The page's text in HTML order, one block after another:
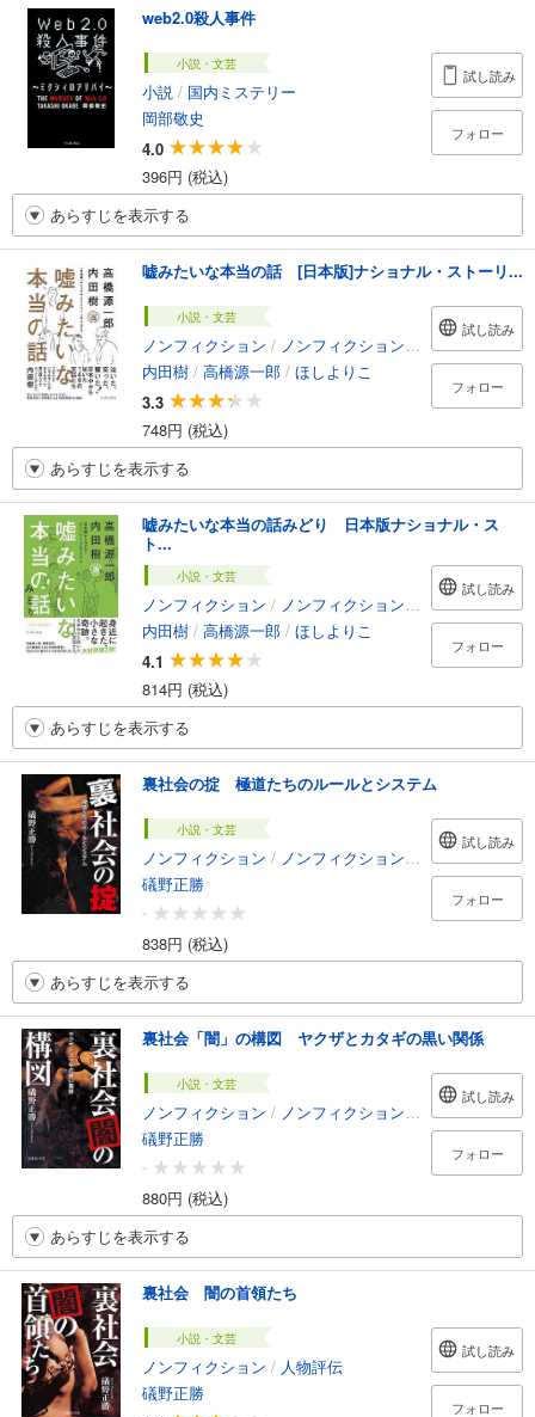
web2.0殺人事件
小説・文芸
小説 / 国内ミステリー
岡部敬史
4.0
396円 (税込)
試し読み
フォロー
あらすじを表示する
嘘みたいな本当の話 [日本版]ナショナル・ストーリ...
小説・文芸
ノンフィクション / ノンフィクション・ドキュメンタリー
内田樹 / 高橋源一郎 / ほしよりこ
3.3
748円 (税込)
試し読み
フォロー
あらすじを表示する
嘘みたいな本当の話みどり 日本版ナショナル・ス
ト...
小説・文芸
ノンフィクション / ノンフィクション・ドキュメンタリー
内田樹 / 高橋源一郎 / ほしよりこ
4.1
814円 (税込)
試し読み
フォロー
あらすじを表示する
裏社会の掟 極道たちのルールとシステム
小説・文芸
ノンフィクション / ノンフィクション・ドキュメンタリー
礒野正勝
-
838円 (税込)
試し読み
フォロー
あらすじを表示する
裏社会「闇」の構図 ヤクザとカタギの黒い関係
小説・文芸
ノンフィクション / ノンフィクション・ドキュメンタリー
礒野正勝
-
880円 (税込)
試し読み
フォロー
あらすじを表示する
裏社会 闇の首領たち
小説・文芸
ノンフィクション / 人物評伝
礒野正勝
試し読み
フォロー